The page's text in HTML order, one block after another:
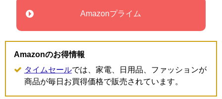
Amazonプライム
Amazonのお得情報
タイムセールでは、家電、日用品、ファッションが
商品が毎日お買得価格で販売されています。